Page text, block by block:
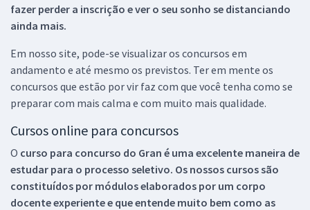
fazer perder a inscrição e ver o seu sonho se distanciando
ainda mais.
Em nosso site, pode-se visualizar os concursos em
andamento e até mesmo os previstos. Ter em mente os
concursos que estão por vir faz com que você tenha como se
preparar com mais calma e com muito mais qualidade.
Cursos online para concursos
O curso para concurso do Gran é uma excelente maneira de
estudar para o processo seletivo. Os nossos cursos são
constituídos por módulos elaborados por um corpo
docente experiente e que entende muito bem como as